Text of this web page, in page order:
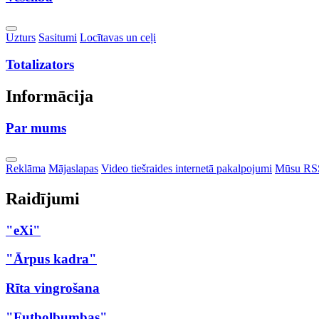
Toggle
Dropdown
Uzturs Sasitumi Locītavas un ceļi
Totalizators
Informācija
Par mums
Toggle
Dropdown
Reklāma Mājaslapas Video tiešraides internetā pakalpojumi Mūsu
Raidījumi
"eXi"
"Ārpus kadra"
Rīta vingrošana